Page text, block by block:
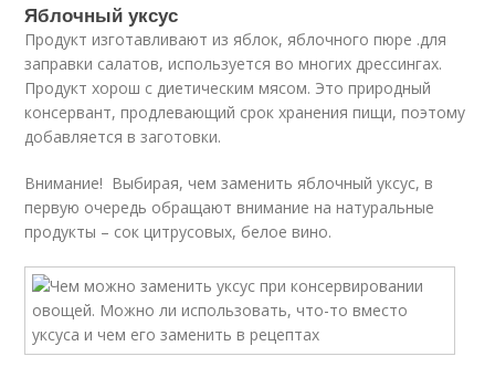
Яблочный уксус
Продукт изготавливают из яблок, яблочного пюре .для
заправки салатов, используется во многих дрессингах.
Продукт хорош с диетическим мясом. Это природный
консервант, продлевающий срок хранения пищи, поэтому
добавляется в заготовки.
Внимание! Выбирая, чем заменить яблочный уксус, в
первую очередь обращают внимание на натуральные
продукты – сок цитрусовых, белое вино.